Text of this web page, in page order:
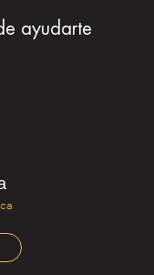
ayudarte